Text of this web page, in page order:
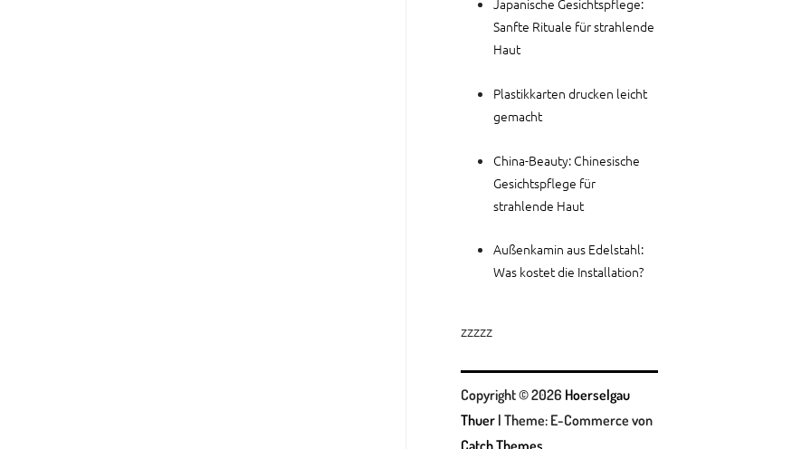
Japanische Gesichtspflege:
Sanfte Rituale für strahlende
Haut
Plastikkarten drucken leicht
gemacht
China-Beauty: Chinesische
Gesichtspflege für
strahlende Haut
Außenkamin aus Edelstahl:
Was kostet die Installation?
zzzzz
Copyright © 2026 Hoerselgau
Thuer | Theme: E-Commerce von